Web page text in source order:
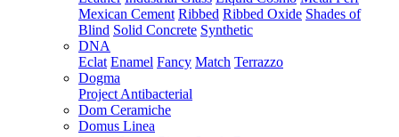
Mexican Cement Ribbed Ribbed Oxide Shades of
Blind Solid Concrete Synthetic
DNA
Eclat Enamel Fancy Match Terrazzo
Dogma
Project Antibacterial
Dom Ceramiche
Domus Linea